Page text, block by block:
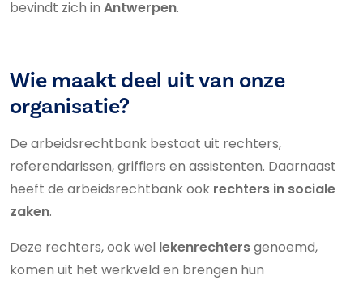
bevindt zich in Antwerpen.
Wie maakt deel uit van onze
organisatie?
De arbeidsrechtbank bestaat uit rechters,
referendarissen, griffiers en assistenten. Daarnaast
heeft de arbeidsrechtbank ook rechters in sociale
zaken.
Deze rechters, ook wel lekenrechtersgenoemd,
komen uit het werkveld en brengen hun